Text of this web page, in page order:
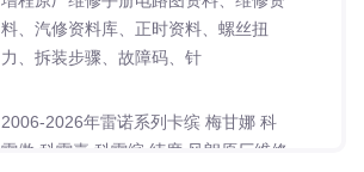
料、汽修资料库、正时资料、螺丝扭
力、拆装步骤、故障码、针
2006-2026年雷诺系列卡缤 梅甘娜 科
雷傲 科雷嘉 科雷缤 纬度 风朗原厂维修